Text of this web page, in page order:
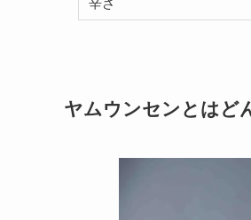
ヤムウンセンとはど